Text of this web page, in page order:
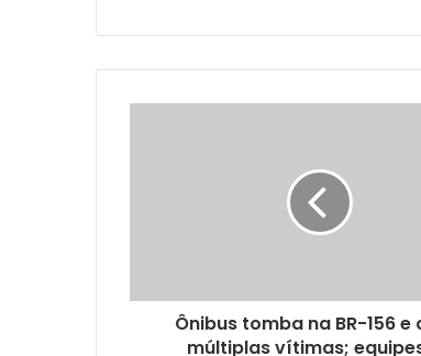
Ônibus tomba na BR-156 e
múltiplas vítimas;